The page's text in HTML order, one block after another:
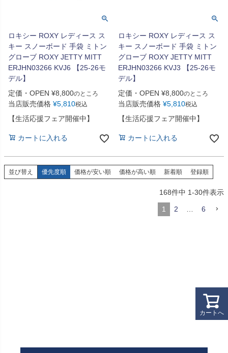
ロキシー ROXY レディース ス
キー スノーボード 手袋 ミトン
グローブ ROXY JETTY MITT
ERJHN03266 KVJ6 【25-26モ
デル】
定価・OPEN ¥8,800のところ
当店販売価格 ¥5,810税込
【生活応援フェア開催中】
カートに入れる
ロキシー ROXY レディース ス
キー スノーボード 手袋 ミトン
グローブ ROXY JETTY MITT
ERJHN03266 KVJ3 【25-26モ
デル】
定価・OPEN ¥8,800のところ
当店販売価格 ¥5,810税込
【生活応援フェア開催中】
カートに入れる
並び替え 優先度順 価格が安い順 価格が高い順 新着順 登録順
168件中 1-30件表示
1 2 6
カートへ